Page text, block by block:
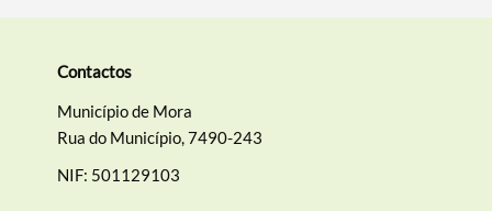
Contactos
Município de Mora
Rua do Município, 7490-243
NIF: 501129103